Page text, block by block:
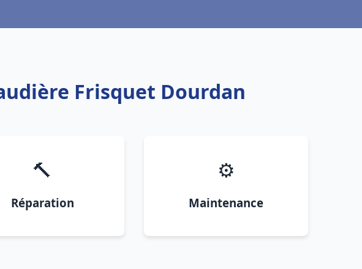
Frisquet Dourdan
🔨
Réparation
⚙️
Maintenance